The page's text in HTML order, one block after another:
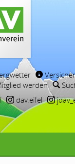
werden
dav.eifel